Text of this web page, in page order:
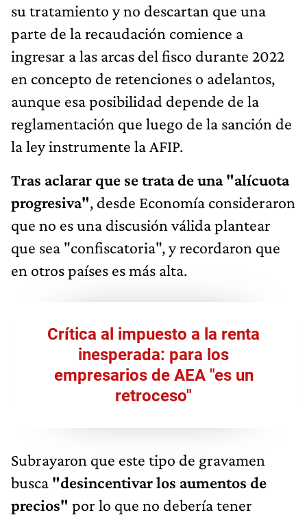
su tratamiento y no descartan que una
parte de la recaudación comience a
ingresar a las arcas del fisco durante 2022
en concepto de retenciones o adelantos,
aunque esa posibilidad depende de la
reglamentación que luego de la sanción de
la ley instrumente la AFIP.
Tras aclarar que se trata de una "alícuota
progresiva", desde Economía consideraron
que no es una discusión válida plantear
que sea "confiscatoria", y recordaron que
en otros países es más alta.
Crítica al impuesto a la renta
inesperada: para los
empresarios de AEA "es un
retroceso"
Subrayaron que este tipo de gravamen
busca "desincentivar los aumentos de
precios" por lo que no debería tener